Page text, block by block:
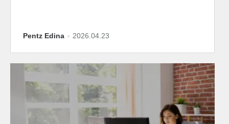
Pentz Edina 2026.04.23